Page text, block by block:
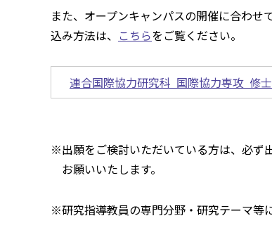
また、オープンキャンパスの開催に合わ
込み方法は、 こちらをご覧ください。
連合国際協力研究科 国際協力専攻 修
※出願をご検討いただいている方は、必ず
お願いいたします。
※研究指導教員の専門分野・研究テーマ等